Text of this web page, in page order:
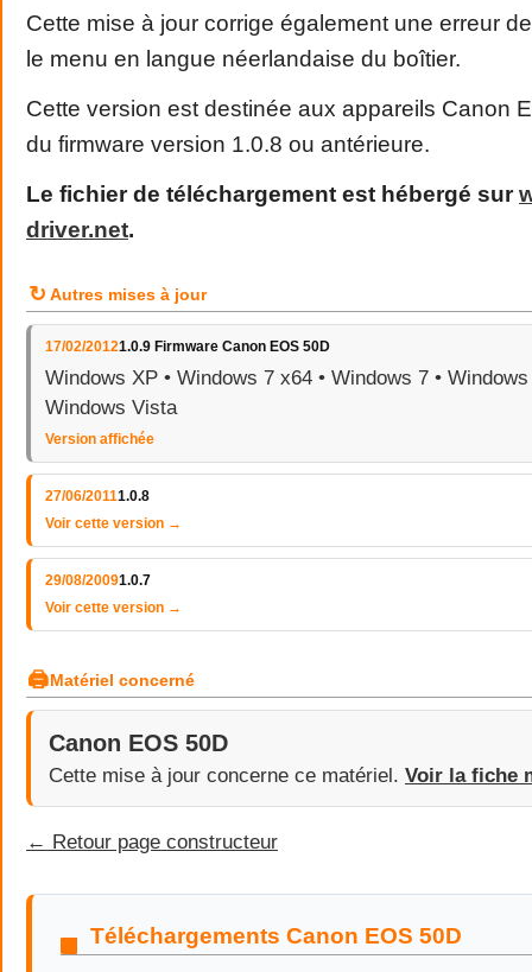
Cette mise à jour corrige également une erreur
le menu en langue néerlandaise du boîtier.
Cette version est destinée aux appareils Canon
du firmware version 1.0.8 ou antérieure.
Le fichier de téléchargement est hébergé sur
driver.net.
↻ Autres mises à jour
17/02/20121.0.9 Firmware Canon EOS 50D
Windows XP • Windows 7 x64 • Windows 7 •
Windows Vista
Version affichée
27/06/20111.0.8
Voir cette version →
29/08/20091.0.7
Voir cette version →
🖨Matériel concerné
Canon EOS 50D
Cette mise à jour concerne ce matériel. Voir la fiche
← Retour page constructeur
Téléchargements Canon EOS 50D